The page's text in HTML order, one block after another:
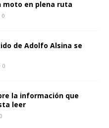
moto en plena ruta
0
de Adolfo Alsina se
0
la información que
leer
0